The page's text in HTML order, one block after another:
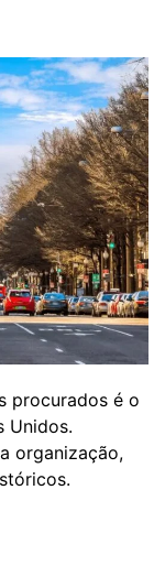
procurados é o
Unidos.
organização,